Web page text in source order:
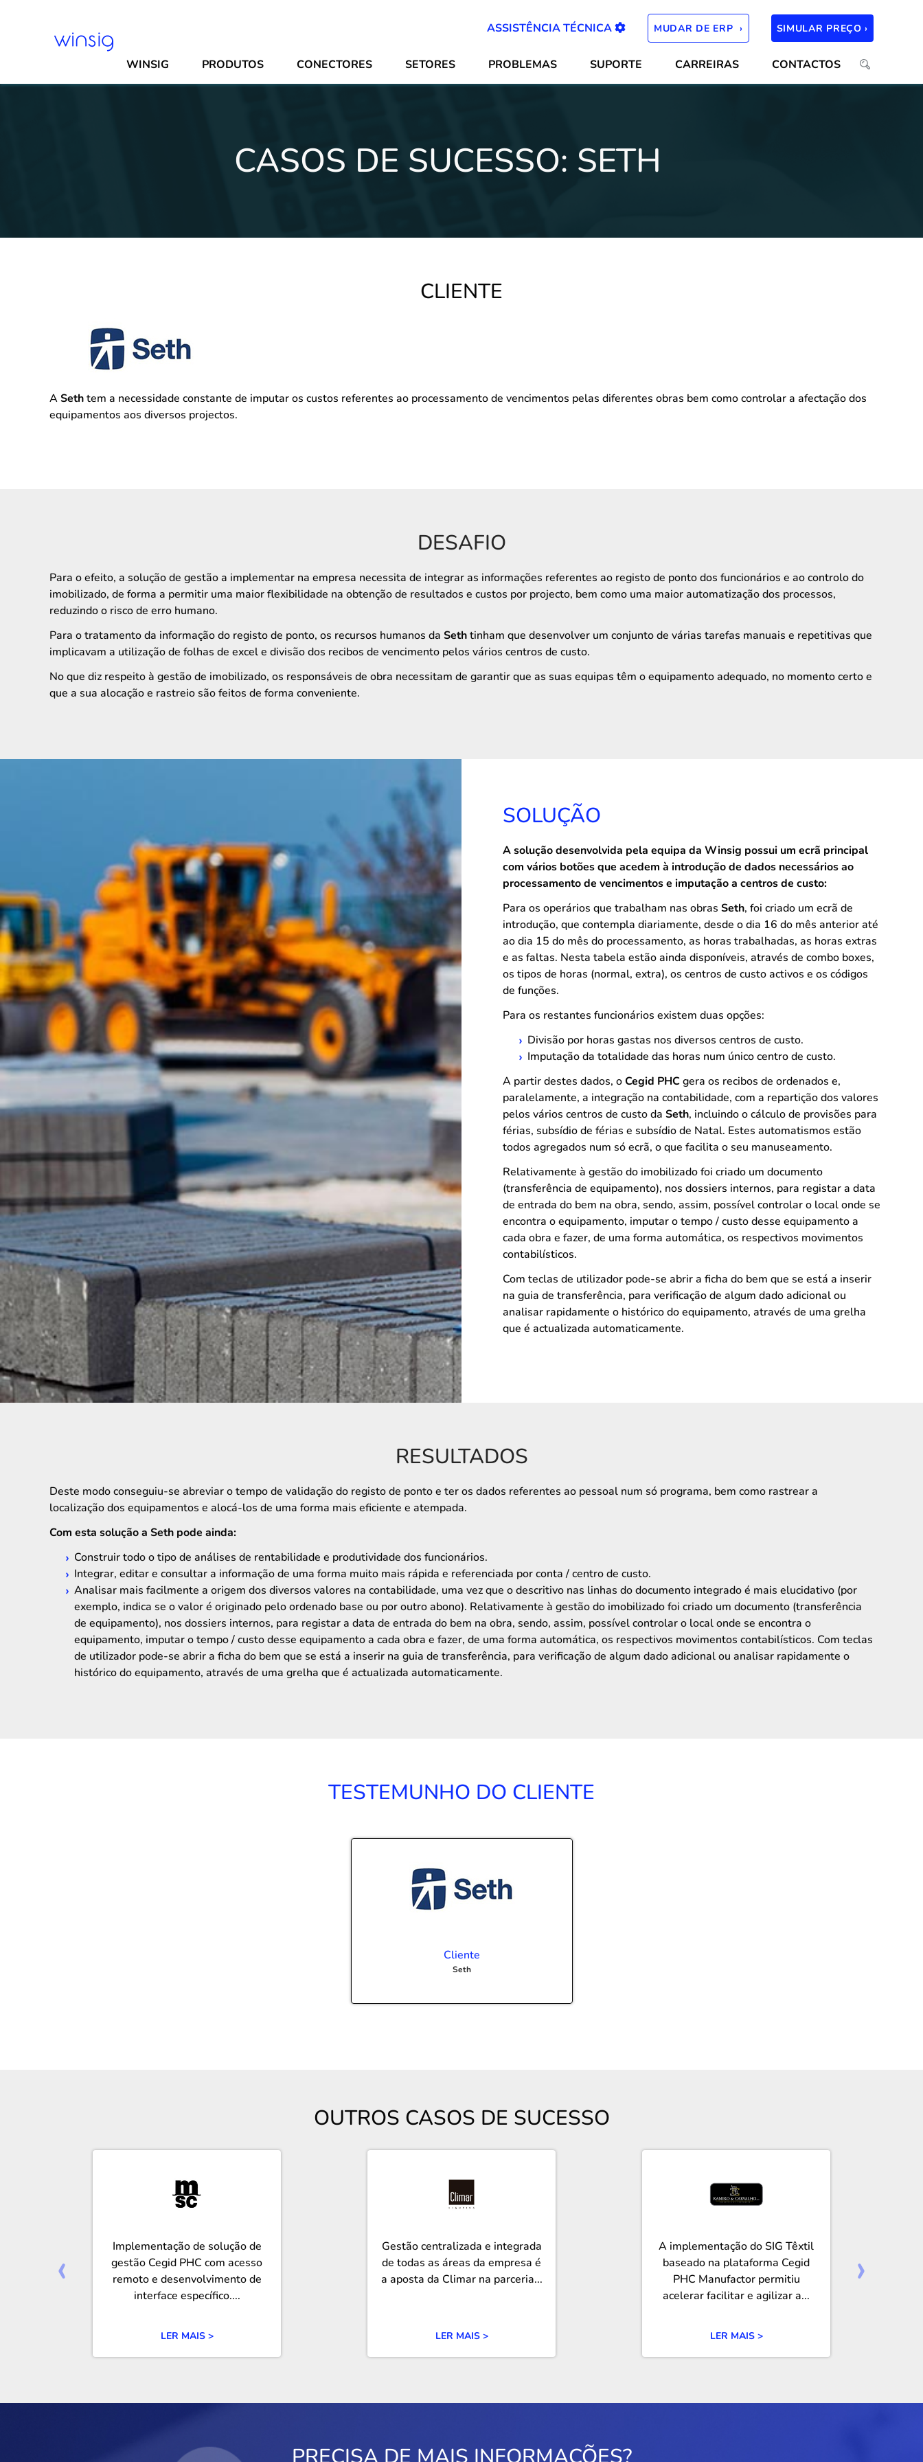
ASSISTÊNCIA TÉCNICA MUDAR DE ERP › SIMULAR PREÇO ›
WINSIG PRODUTOS CONECTORES SETORES PROBLEMAS SUPORTE CARREIRAS CONTACTOS
CASOS DE SUCESSO: SETH
CLIENTE
ASethtem a necessidade constante de imputar os custos referentes ao processamento de vencimentos pelas diferentes obras bem como controlar a afectação dos
equipamentos aos diversos projectos.
DESAFIO
Para o efeito, a solução de gestão a implementar na empresa necessita de integrar as informações referentes ao registo de ponto dos funcionários e ao controlo do
imobilizado, de forma a permitir uma maior flexibilidade na obtenção de resultados e custos por projecto, bem como uma maior automatização dos processos,
reduzindo o risco de erro humano.
Para o tratamento da informação do registo de ponto, os recursos humanos da Sethtinham que desenvolver um conjunto de várias tarefas manuais e repetitivas que
implicavam a utilização de folhas de excel e divisão dos recibos de vencimento pelos vários centros de custo.
No que diz respeito à gestão de imobilizado, os responsáveis de obra necessitam de garantir que as suas equipas têm o equipamento adequado, no momento certo e
que a sua alocação e rastreio são feitos de forma conveniente.
SOLUÇÃO
A solução desenvolvida pela equipa da Winsig possui um ecrã principal
com vários botões que acedem à introdução de dados necessários ao
processamento de vencimentos e imputação a centros de custo:
Para os operários que trabalham nas obras Seth, foi criado um ecrã de
introdução, que contempla diariamente, desde o dia 16 do mês anterior até
ao dia 15 do mês do processamento, as horas trabalhadas, as horas extras
e as faltas. Nesta tabela estão ainda disponíveis, através de combo boxes,
os tipos de horas (normal, extra), os centros de custo activos e os códigos
de funções.
Para os restantes funcionários existem duas opções:
Divisão por horas gastas nos diversos centros de custo.
Imputação da totalidade das horas num único centro de custo.
A partir destes dados, oCegid PHCgera os recibos de ordenados e,
paralelamente, a integração na contabilidade, com a repartição dos valores
pelos vários centros de custo da Seth, incluindo o cálculo de provisões para
férias, subsídio de férias e subsídio de Natal. Estes automatismos estão
todos agregados num só ecrã, o que facilita o seu manuseamento.
Relativamente à gestão do imobilizado foi criado um documento
(transferência de equipamento), nos dossiers internos, para registar a data
de entrada do bem na obra, sendo, assim, possível controlar o local onde se
encontra o equipamento, imputar o tempo / custo desse equipamento a
cada obra e fazer, de uma forma automática, os respectivos movimentos
contabilísticos.
Com teclas de utilizador pode-se abrir a ficha do bem que se está a inserir
na guia de transferência, para verificação de algum dado adicional ou
analisar rapidamente o histórico do equipamento, através de uma grelha
que é actualizada automaticamente.
RESULTADOS
Deste modo conseguiu-se abreviar o tempo de validação do registo de ponto e ter os dados referentes ao pessoal num só programa, bem como rastrear a
localização dos equipamentos e alocá-los de uma forma mais eficiente e atempada.
Com esta solução a Seth pode ainda:
Construir todo o tipo de análises de rentabilidade e produtividade dos funcionários.
Integrar, editar e consultar a informação de uma forma muito mais rápida e referenciada por conta / centro de custo.
Analisar mais facilmente a origem dos diversos valores na contabilidade, uma vez que o descritivo nas linhas do documento integrado é mais elucidativo (por
exemplo, indica se o valor é originado pelo ordenado base ou por outro abono). Relativamente à gestão do imobilizado foi criado um documento (transferência
de equipamento), nos dossiers internos, para registar a data de entrada do bem na obra, sendo, assim, possível controlar o local onde se encontra o
equipamento, imputar o tempo / custo desse equipamento a cada obra e fazer, de uma forma automática, os respectivos movimentos contabilísticos. Com teclas
de utilizador pode-se abrir a ficha do bem que se está a inserir na guia de transferência, para verificação de algum dado adicional ou analisar rapidamente o
histórico do equipamento, através de uma grelha que é actualizada automaticamente.
TESTEMUNHO DO CLIENTE
Cliente
Seth
OUTROS CASOS DE SUCESSO
Implementação de solução de
gestão Cegid PHC com acesso
remoto e desenvolvimento de
interface específico....
LER MAIS >
Gestão centralizada e integrada
de todas as áreas da empresa é
a aposta da Climar na parceria...
LER MAIS >
A implementação do SIG Têxtil
baseado na plataforma Cegid
PHC Manufactor permitiu
acelerar facilitar e agilizar a...
LER MAIS >
‹ ›